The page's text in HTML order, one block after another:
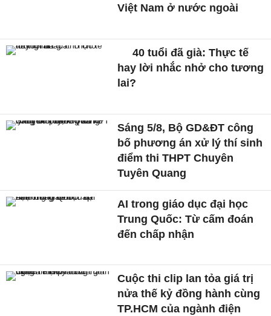
Việt Nam ở nước ngoài
40 tuổi đã già: Thực tế
hay lời nhắc nhở cho tương
lai?
Sáng 5/8, Bộ GD&ĐT công
bố phương án xử lý thí sinh
điểm thi THPT Chuyên
Tuyên Quang
AI trong giáo dục đại học
Trung Quốc: Từ cấm đoán
đến chấp nhận
Cuộc thi clip lan tỏa giá trị
nửa thế kỷ đồng hành cùng
TP.HCM của ngành điện